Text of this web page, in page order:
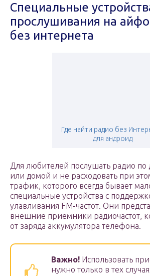
Специальные
прослушивания на
без интернета
Где найти радио без
для андроид
Для любителей послушать радио по
или домой и не расходовать при
трафик, которого всегда бывает
специальные устройства с
улавливания FM-частот. Они
внешние приемники радиочастот,
от заряда аккумулятора телефона.
Важно! Использовать
нужно только в тех